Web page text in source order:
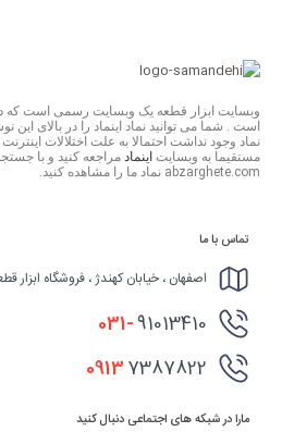
وبسایت ابزار قطعه یک وبسایت رسمی است که
است . شما می توانید نماد اینماد را در بالای
نماد وجود نداشت احتمالا به علت اختلالات
مستقیما به وبسایت اینماد مراجعه کنید و با
abzarghete.com نماد ما را مشاهده کنید.
تماس با ما
اصفهان ، خیابان کهندژ ، فروشگاه ابزار
031-91013410
09137387822
مارا در شبکه های اجتماعی دنبال کنید